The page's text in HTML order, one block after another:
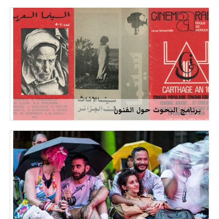
برنامج البحوث حول الفنون